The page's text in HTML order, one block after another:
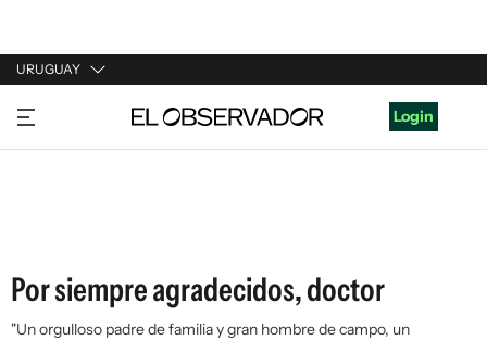
URUGUAY
URUGUAY
ARGENTINA
Login
Por siempre agradecidos, doctor
"Un orgulloso padre de familia y gran hombre de campo, un